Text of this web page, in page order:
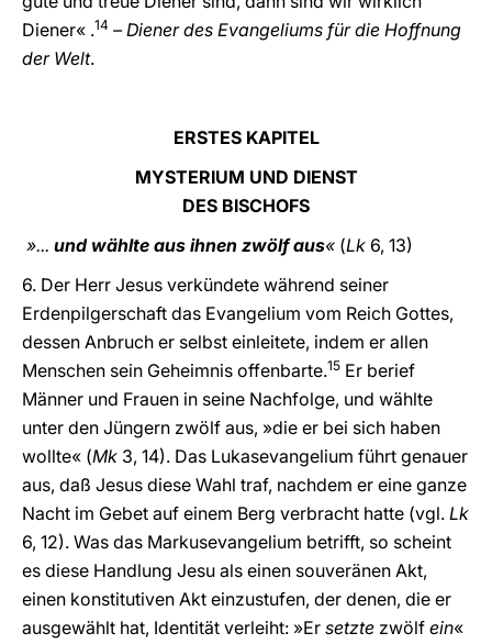
Diener« .14 – Diener des Evangeliums für die Hoffnung
der Welt.
ERSTES KAPITEL
MYSTERIUM UND DIENST
DES BISCHOFS
»... und wählte aus ihnen zwölf aus« (Lk 6, 13)
6. Der Herr Jesus verkündete während seiner
Erdenpilgerschaft das Evangelium vom Reich Gottes,
dessen Anbruch er selbst einleitete, indem er allen
Menschen sein Geheimnis offenbarte.15 Er berief
Männer und Frauen in seine Nachfolge, und wählte
unter den Jüngern zwölf aus, »die er bei sich haben
wollte« (Mk 3, 14). Das Lukasevangelium führt genauer
aus, daß Jesus diese Wahl traf, nachdem er eine ganze
Nacht im Gebet auf einem Berg verbracht hatte (vgl. Lk
6, 12). Was das Markusevangelium betrifft, so scheint
es diese Handlung Jesu als einen souveränen Akt,
einen konstitutiven Akt einzustufen, der denen, die er
ausgewählt hat, Identität verleiht: »Er setzte zwölf ein«